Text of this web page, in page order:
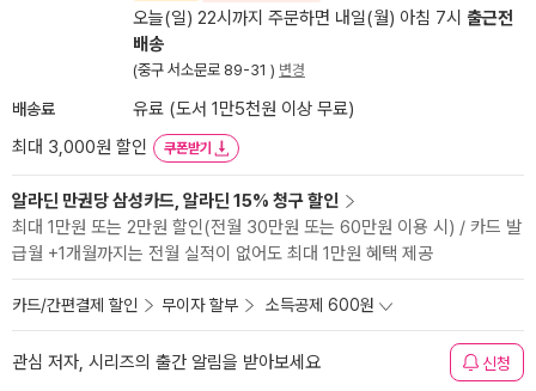
오늘(일) 22시까지 주문하면 내일(월) 아침 7시 출근전
배송
(중구 서소문로 89-31 ) 변경
배송료
유료 (도서 1만5천원 이상 무료)
최대 3,000원 할인
쿠폰받기
알라딘 만권당 삼성카드, 알라딘 15% 청구 할인
최대 1만원 또는 2만원 할인(전월 30만원 또는 60만원 이용 시) / 카드 발
급월 +1개월까지는 전월 실적이 없어도 최대 1만원 혜택 제공
카드/간편결제 할인 무이자 할부 소득공제 600원
관심 저자, 시리즈의 출간 알림을 받아보세요 신청